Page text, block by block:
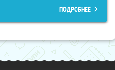
ПОДРОБНЕЕ